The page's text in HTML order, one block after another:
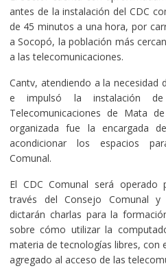
antes de la instalación del CDC
de 45 minutos a una hora, por
a Socopó, la población más
a las telecomunicaciones.
Cantv, atendiendo a la necesidad
e impulsó la instalación
Telecomunicaciones de Mata
organizada fue la encargada
acondicionar los espacios
Comunal.
El CDC Comunal será
través del Consejo Comunal
dictarán charlas para la
sobre cómo utilizar la
materia de tecnologías libres,
agregado al acceso de las